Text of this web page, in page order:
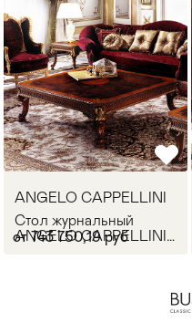
ANGELO CAPPELLINI
Стол журнальный
ANGELO CAPPELLINI
от 743 750,19 руб